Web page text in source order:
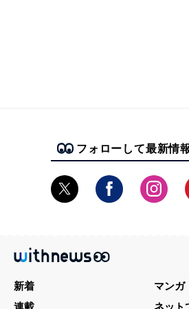
フォローして最新情
新着
マンガ
連載
ネット